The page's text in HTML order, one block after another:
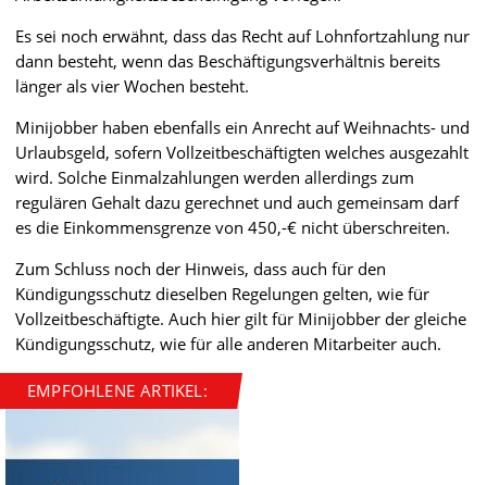
Es sei noch erwähnt, dass das Recht auf Lohnfortzahlung nur
dann besteht, wenn das Beschäftigungsverhältnis bereits
länger als vier Wochen besteht.
Minijobber haben ebenfalls ein Anrecht auf Weihnachts- und
Urlaubsgeld, sofern Vollzeitbeschäftigten welches ausgezahlt
wird. Solche Einmalzahlungen werden allerdings zum
regulären Gehalt dazu gerechnet und auch gemeinsam darf
es die Einkommensgrenze von 450,-€ nicht überschreiten.
Zum Schluss noch der Hinweis, dass auch für den
Kündigungsschutz dieselben Regelungen gelten, wie für
Vollzeitbeschäftigte. Auch hier gilt für Minijobber der gleiche
Kündigungsschutz, wie für alle anderen Mitarbeiter auch.
EMPFOHLENE ARTIKEL: